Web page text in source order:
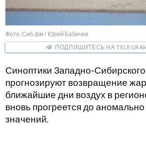
Фото: Сиб.фм / Юрий Бабичев
ПОДПИШИТЕСЬ НА
Синоптики Западно-
прогнозируют возвращение
ближайшие дни воздух в
вновь прогреется до
значений.